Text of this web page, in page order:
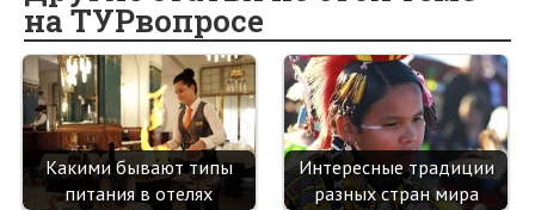
o
k
kl
as
sn
ik
i
n t m
на ТУРвопросе
Какими бывают типы
питания в отелях
Интересные традиции
разных стран мира